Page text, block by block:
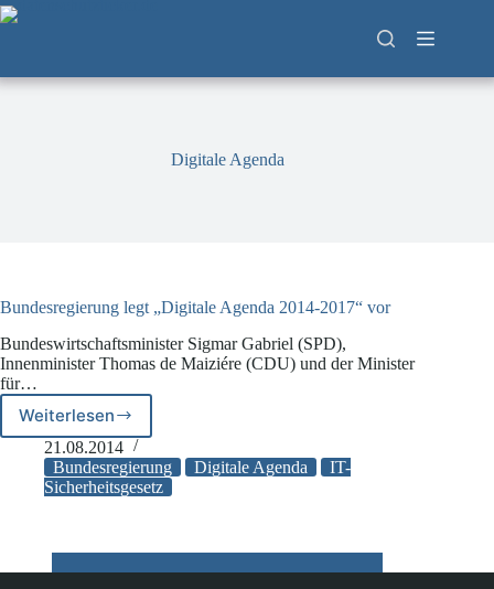
Zum
Inhalt
Digitale Agenda
Bundesregierung legt „Digitale Agenda 2014-2017“ vor
Bundeswirtschaftsminister Sigmar Gabriel (SPD),
Innenminister Thomas de Maiziére (CDU) und der Minister
für…
WeiterlesenBundesregierung
legt
„Digitale
Agenda
vor
21.08.2014
Bundesregierung
Digitale Agenda
IT-
Sicherheitsgesetz